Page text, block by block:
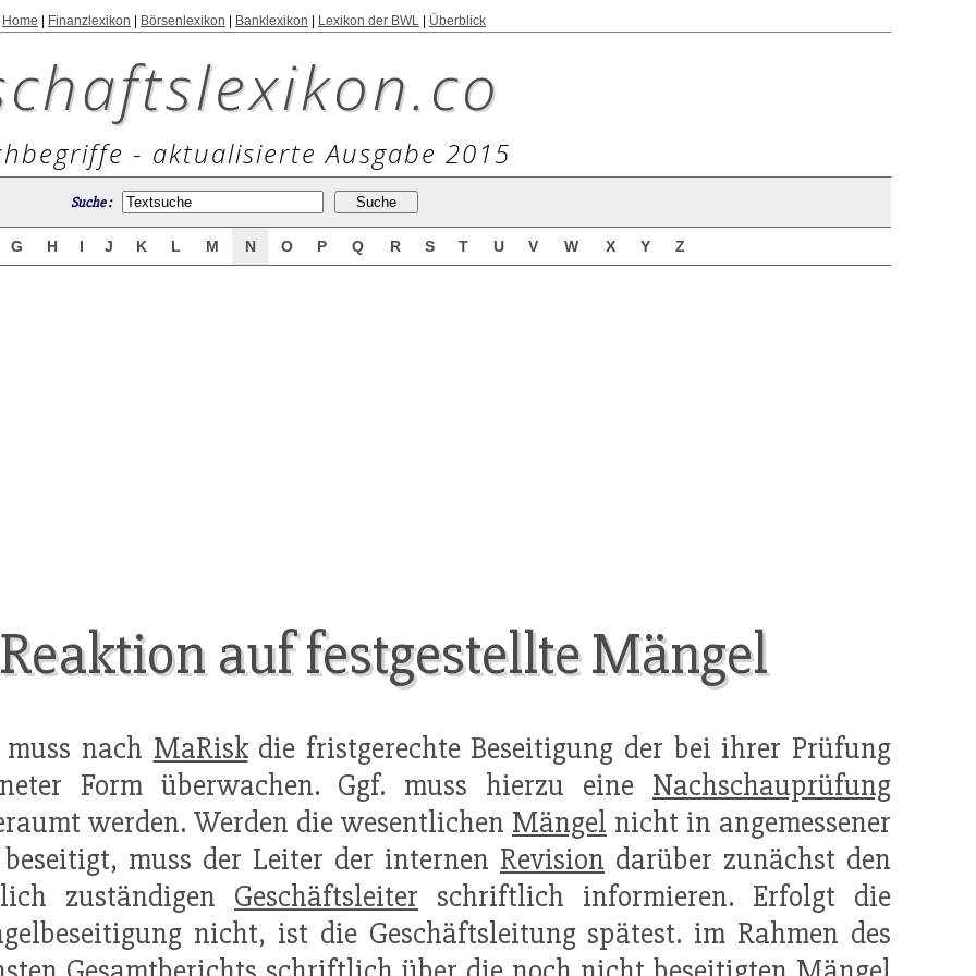
Home Finanzlexikon Börsenlexikon Banklexikon Lexikon der BWL Überblick
- aktualisierte Ausgabe 2015
Suche :
G H I J K L M N O P Q R S T U V W X Y Z
auf festgestellte Mängel
nach MaRiskdie fristgerechte Beseitigung der bei ihrer Prüfung
Form überwachen. Ggf. muss hierzu eine Nachschauprüfung
werden. Werden die wesentlichen Mängel nicht in angemessener
muss der Leiter der internen Revision darüber zunächst den
zuständigen Geschäftsleiter schriftlich informieren. Erfolgt die
nicht, ist die Geschäftsleitung spätest. im Rahmen des